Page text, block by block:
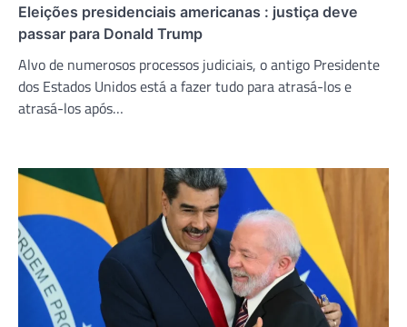
Eleições presidenciais americanas : justiça deve
passar para Donald Trump
Alvo de numerosos processos judiciais, o antigo Presidente
dos Estados Unidos está a fazer tudo para atrasá-los e
atrasá-los após…